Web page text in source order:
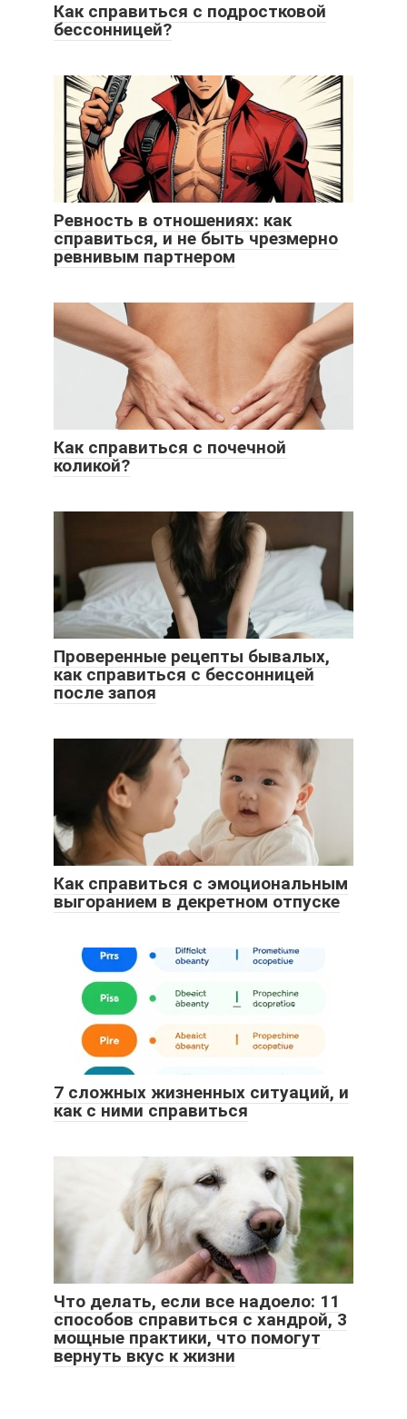
Как справиться с подростковой
бессонницей?
Ревность в отношениях: как
справиться, и не быть чрезмерно
ревнивым партнером
Как справиться с почечной
коликой?
Проверенные рецепты бывалых,
как справиться с бессонницей
после запоя
Как справиться с эмоциональным
выгоранием в декретном отпуске
7 сложных жизненных ситуаций, и
как с ними справиться
Что делать, если все надоело: 11
способов справиться с хандрой, 3
мощные практики, что помогут
вернуть вкус к жизни